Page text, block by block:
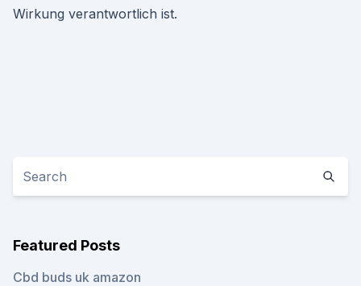
Wirkung verantwortlich ist.
Featured Posts
Cbd buds uk amazon